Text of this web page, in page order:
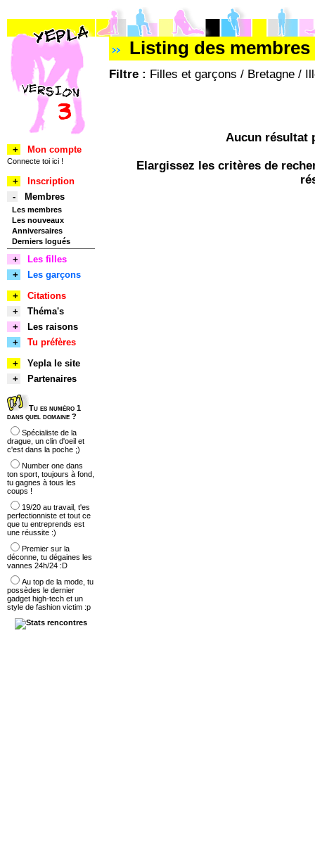
Listing des
Filtre : Filles et garçons / Bretagne /
Aucun résultat
Elargissez les critères de
+ Mon compte
Connecte toi ici !
+
Inscription
-
Membres
Les membres
Les nouveaux
Anniversaires
Derniers logués
+
Les filles
+
Les garçons
+
Citations
+
Théma's
+
Les raisons
+
Tu préfères
+
Yepla le site
+
Partenaires
Tu es numéro 1
dans quel domaine ?
Spécialiste de la
drague, un clin d'oeil et
c'est dans la poche ;)
Number one dans
ton sport, toujours à fond,
tu gagnes à tous les
coups !
19/20 au travail, t'es
perfectionniste et tout ce
que tu entreprends est
une réussite :)
Premier sur la
déconne, tu dégaines les
vannes 24h/24 :D
Au top de la mode, tu
possèdes le dernier
gadget high-tech et un
style de fashion victim :p